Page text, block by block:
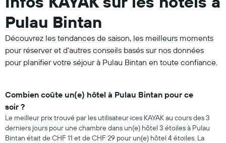
Pulau Bintan
Découvrez les tendances de saison, les meilleurs moments
pour réserver et d'autres conseils basés sur nos données
pour planifier votre séjour à Pulau Bintan en toute confiance.
Combien coûte un(e) hôtel à Pulau Bintan pour ce
soir ?
Le meilleur prix trouvé par les utilisateur·ices KAYAK au cours des 3
derniers jours pour une chambre dans un(e) hôtel 3 étoiles à Pulau
Bintan était de CHF 11 et de CHF 29 pour un(e) hôtel 4 étoiles. La